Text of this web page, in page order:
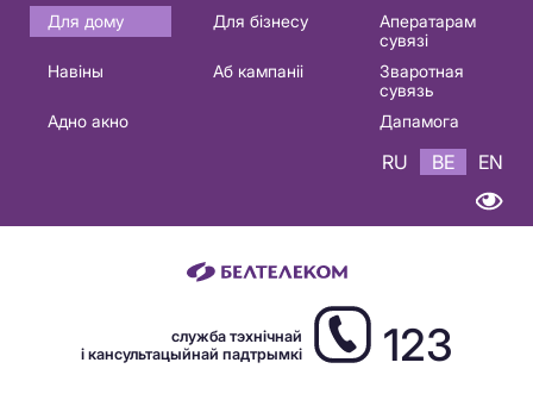
Основная
навигация
Для дому Для бізнесу
Аператарам
сувязі
Навіны
Аб кампаніі
Зваротная
сувязь
Адно акно
Дапамога
RU BE EN
служба тэхнічнай
і кансультацыйнай падтрымкі
123